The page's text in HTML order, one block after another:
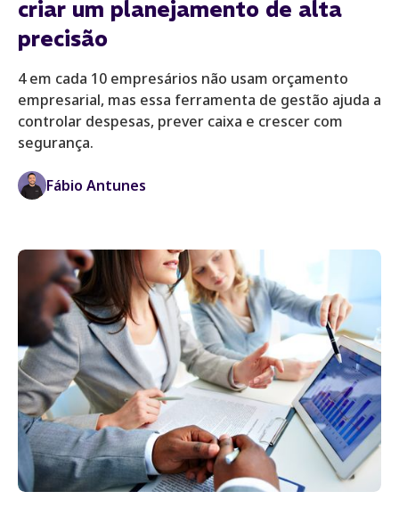
criar um planejamento de alta
precisão
4 em cada 10 empresários não usam orçamento
empresarial, mas essa ferramenta de gestão ajuda a
controlar despesas, prever caixa e crescer com
segurança.
Fábio Antunes